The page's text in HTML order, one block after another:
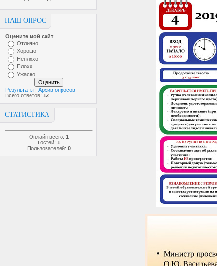
НАШ ОПРОС
Оцените мой сайт
Отлично
Хорошо
Неплохо
Плохо
Ужасно
Результаты | Архив опросов
Всего ответов: 12
СТАТИСТИКА
Онлайн всего: 1
Гостей: 1
Пользователей: 0